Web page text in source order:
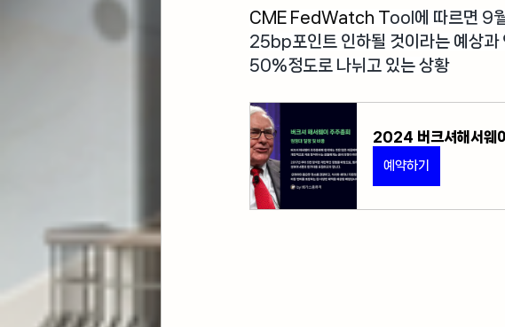
CME FedWatch Tool 에 따르면 9
25bp포인트 인하될 것이라는 예상
50%정도로 나뉘고 있는 상황
2024 버크셔해서웨
예약하기